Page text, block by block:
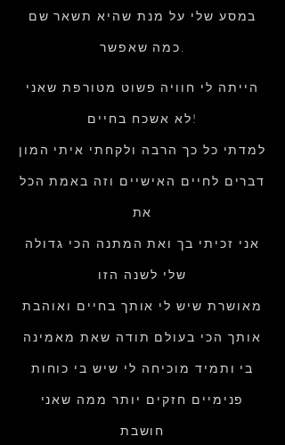
במסע שלי על מנת שהיא תשאר שם
כמה שאפשר.
הייתה לי חוויה פשוט מטורפת שאני
לא אשכח בחיים!
למדתי כל כך הרבה ולקחתי איתי המון
דברים לחיים האישיים וזה באמת הכל
את
אני זכיתי בך ואת המתנה הכי גדולה
שלי לשנה הזו
מאושרת שיש לי אותך בחיים ואוהבת
אותך הכי בעולם תודה שאת מאמינה
בי ותמיד מוכיחה לי שיש בי כוחות
פנימיים חזקים יותר ממה שאני
חושבת